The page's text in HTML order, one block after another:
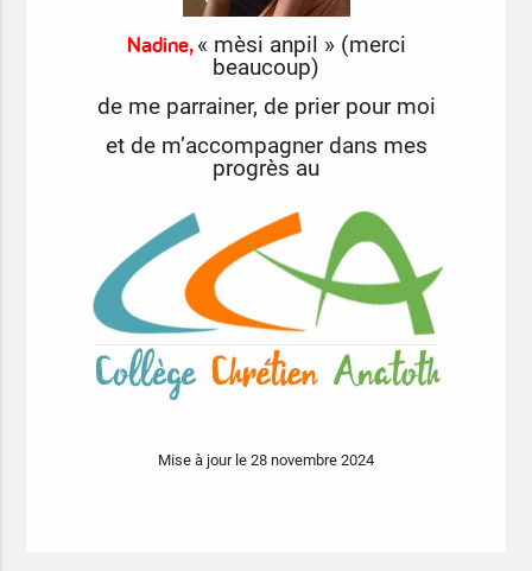
Nadine,« mèsi anpil » (merci
beaucoup)
de me parrainer, de prier pour moi
et de m’accompagner dans mes
progrès au
Mise à jour le 28 novembre 2024